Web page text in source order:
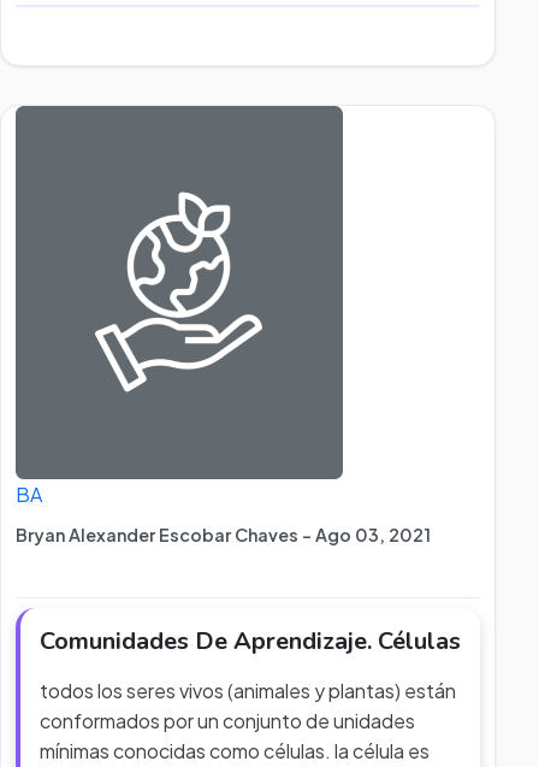
BA
Bryan Alexander Escobar Chaves - Ago 03, 2021
Comunidades De Aprendizaje. Células
todos los seres vivos (animales y plantas) están
conformados por un conjunto de unidades
mínimas conocidas como células. la célula es